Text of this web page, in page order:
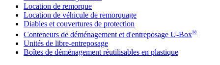
Location de remorque
Location de véhicule de remorquage
Diables et couvertures de protection
Conteneurs de déménagement et d'entreposage U-Box®
Unités de libre-entreposage
Boîtes de déménagement réutilisables en plastique